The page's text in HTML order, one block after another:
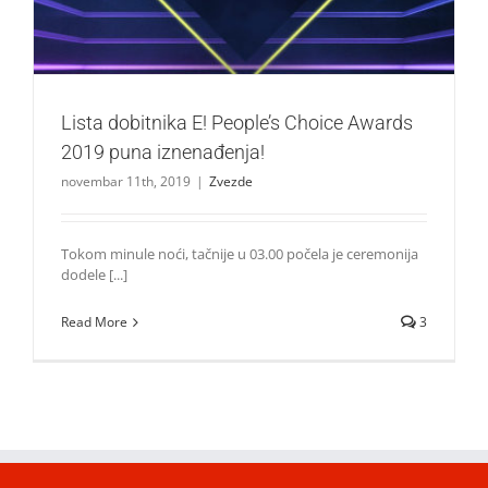
Lista dobitnika E! People’s Choice Awards
2019 puna iznenađenja!
novembar 11th, 2019 | Zvezde
Tokom minule noći, tačnije u 03.00 počela je ceremonija
dodele [...]
Read More 3